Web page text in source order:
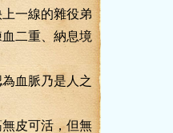
一線的雜役弟
二重、納息境
血脈乃是人之
皮可活，但無